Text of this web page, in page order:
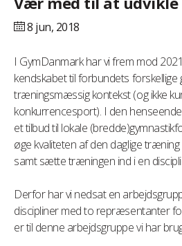
8 jun, 2018
I GymDanmark har vi frem mod
kendskabet til forbundets forskellige
træningsmæssig kontekst (og ikke
konkurrencesport). I den
et tilbud til lokale
øge kvaliteten af den daglige
samt sætte træningen ind i en
Derfor har vi nedsat en
discipliner med to repræsentanter
er til denne arbejdsgruppe vi har